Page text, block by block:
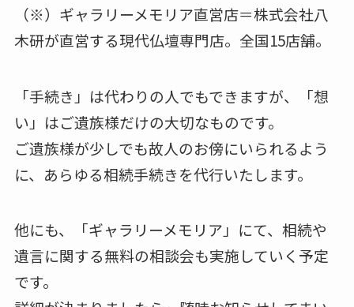
（※）ギャラリーメモリア直営店＝株式会社八
木研が直営する現代仏壇専門店。全国15店舗。
「手続き」は代わりの人でもできますが、「想
い」はご遺族様だけの大切なものです。
ご遺族様が少しでも故人のお傍にいられるよう
に、あらゆる相続手続きを代行いたします。
他にも、「ギャラリーメモリア」にて、相続や
遺言に関する無料の相談会も実施していく予定
です。